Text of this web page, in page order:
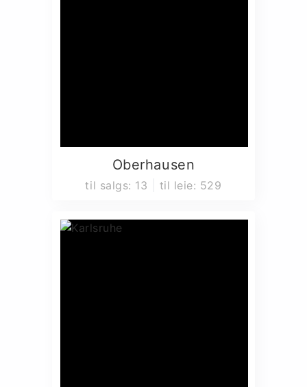
Oberhausen
til salgs: 13 til leie: 529